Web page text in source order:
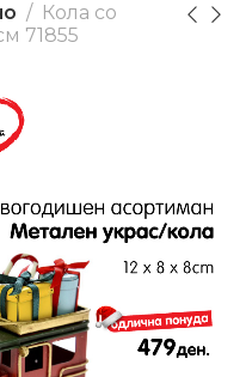
Кола со
71855